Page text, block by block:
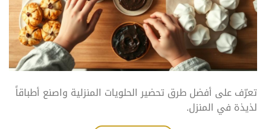
تعرّف على أفضل طرق تحضير الحلويات المنزلية واصنع أطباقاً
لذيذة في المنزل.